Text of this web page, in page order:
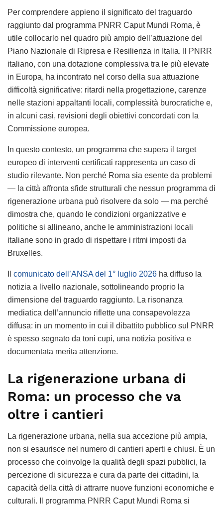
Per comprendere appieno il significato del traguardo
raggiunto dal programma PNRR Caput Mundi Roma, è
utile collocarlo nel quadro più ampio dell’attuazione del
Piano Nazionale di Ripresa e Resilienza in Italia. Il PNRR
italiano, con una dotazione complessiva tra le più elevate
in Europa, ha incontrato nel corso della sua attuazione
difficoltà significative: ritardi nella progettazione, carenze
nelle stazioni appaltanti locali, complessità burocratiche e,
in alcuni casi, revisioni degli obiettivi concordati con la
Commissione europea.
In questo contesto, un programma che supera il target
europeo di interventi certificati rappresenta un caso di
studio rilevante. Non perché Roma sia esente da problemi
— la città affronta sfide strutturali che nessun programma di
rigenerazione urbana può risolvere da solo — ma perché
dimostra che, quando le condizioni organizzative e
politiche si allineano, anche le amministrazioni locali
italiane sono in grado di rispettare i ritmi imposti da
Bruxelles.
comunicato dell’ANSA del 1° luglio 2026 ha diffuso la
notizia a livello nazionale, sottolineando proprio la
dimensione del traguardo raggiunto. La risonanza
mediatica dell’annuncio riflette una consapevolezza
diffusa: in un momento in cui il dibattito pubblico sul PNRR
è spesso segnato da toni cupi, una notizia positiva e
documentata merita attenzione.
La rigenerazione urbana di
Roma: un processo che va
oltre i cantieri
La rigenerazione urbana, nella sua accezione più ampia,
non si esaurisce nel numero di cantieri aperti e chiusi. È un
processo che coinvolge la qualità degli spazi pubblici, la
percezione di sicurezza e cura da parte dei cittadini, la
capacità della città di attrarre nuove funzioni economiche e
culturali. Il programma PNRR Caput Mundi Roma si